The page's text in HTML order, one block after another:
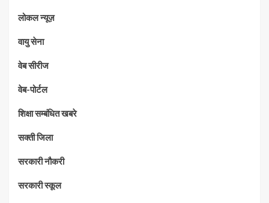
लोकल न्यूज़
वायु सेना
वेब सीरीज
वेब-पोर्टल
शिक्षा सम्बंधित खबरे
सक्ती जिला
सरकारी नौकरी
सरकारी स्कूल